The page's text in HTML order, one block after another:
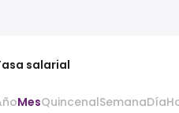
salarial
MesQuincenalSemanaDía